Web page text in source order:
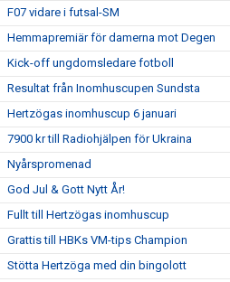
F07 vidare i futsal-SM
Hemmapremiär för damerna mot Degen
Kick-off ungdomsledare fotboll
Resultat från Inomhuscupen Sundsta
Hertzögas inomhuscup 6 januari
7900 kr till Radiohjälpen för Ukraina
Nyårspromenad
God Jul & Gott Nytt År!
Fullt till Hertzögas inomhuscup
Grattis till HBKs VM-tips Champion
Stötta Hertzöga med din bingolott